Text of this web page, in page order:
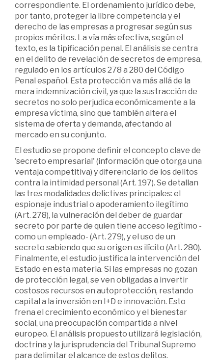
correspondiente. El ordenamiento jurídico debe,
por tanto, proteger la libre competencia y el
derecho de las empresas a progresar según sus
propios méritos. La vía más efectiva, según el
texto, es la tipificación penal. El análisis se centra
en el delito de revelación de secretos de empresa,
regulado en los artículos 278 a 280 del Código
Penal español. Esta protección va más allá de la
mera indemnización civil, ya que la sustracción de
secretos no solo perjudica económicamente a la
empresa víctima, sino que también altera el
sistema de oferta y demanda, afectando al
mercado en su conjunto.
El estudio se propone definir el concepto clave de
'secreto empresarial' (información que otorga una
ventaja competitiva) y diferenciarlo de los delitos
contra la intimidad personal (Art. 197). Se detallan
las tres modalidades delictivas principales: el
espionaje industrial o apoderamiento ilegítimo
(Art. 278), la vulneración del deber de guardar
secreto por parte de quien tiene acceso legítimo -
como un empleado- (Art. 279), y el uso de un
secreto sabiendo que su origen es ilícito (Art. 280).
Finalmente, el estudio justifica la intervención del
Estado en esta materia. Si las empresas no gozan
de protección legal, se ven obligadas a invertir
costosos recursos en autoprotección, restando
capital a la inversión en I+D e innovación. Esto
frena el crecimiento económico y el bienestar
social, una preocupación compartida a nivel
europeo. El análisis propuesto utilizará legislación,
doctrina y la jurisprudencia del Tribunal Supremo
para delimitar el alcance de estos delitos.